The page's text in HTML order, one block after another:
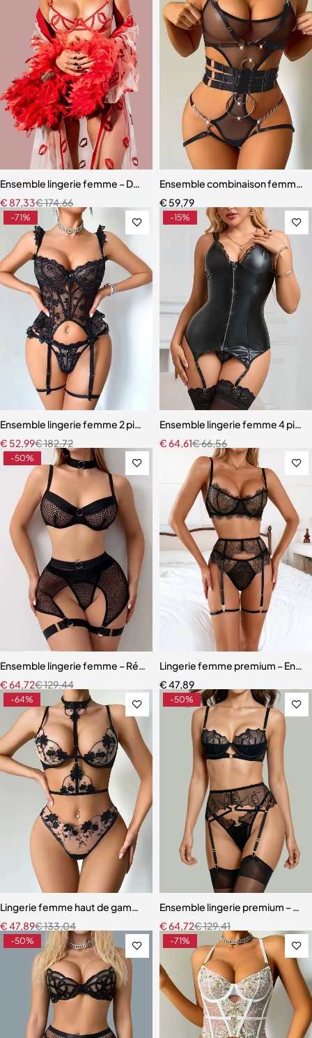
Ensemble lingerie femme – Dentelle rouge avec robe en maille et
€174,66
€ 87,33
Ensemble combinaison femme
€ 59,79
-71%
Ensemble lingerie femme 2 pièces – Dentelle à cils et broderie
€182,72
€ 52,99
-15%
Ensemble lingerie femme 4
€66,56
€64,61
-50%
Ensemble lingerie femme – Résille élégante avec porte-jarretelles
€129,44
€64,72
Lingerie femme premium –
€47,89
-64%
Lingerie femme haut de gamme – Soutien-gorge à armatures et
€133,04
€47,89
-50%
Ensemble lingerie premium –
€129,41
€64,72
-50% -71%